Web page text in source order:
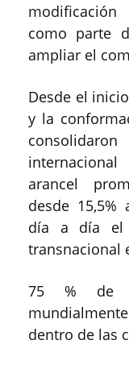
como parte
ampliar el
Desde el
y la
arancel
desde 15,5%
día a día el
transnacional
75 % de
dentro de las